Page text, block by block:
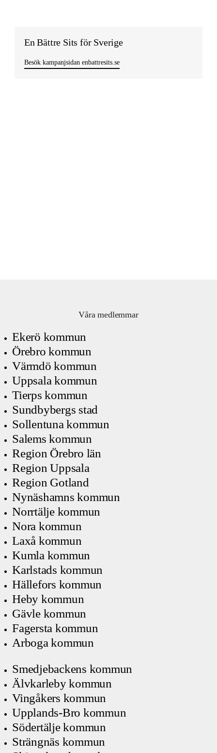
En Bättre Sits för Sverige
Besök kampanjsidan enbattresits.se
Våra medlemmar
Ekerö kommun
Örebro kommun
Värmdö kommun
Uppsala kommun
Tierps kommun
Sundbybergs stad
Sollentuna kommun
Salems kommun
Region Örebro län
Region Uppsala
Region Gotland
Nynäshamns kommun
Norrtälje kommun
Nora kommun
Laxå kommun
Kumla kommun
Karlstads kommun
Hällefors kommun
Heby kommun
Gävle kommun
Fagersta kommun
Arboga kommun
Smedjebackens kommun
Älvkarleby kommun
Vingåkers kommun
Upplands-Bro kommun
Södertälje kommun
Strängnäs kommun